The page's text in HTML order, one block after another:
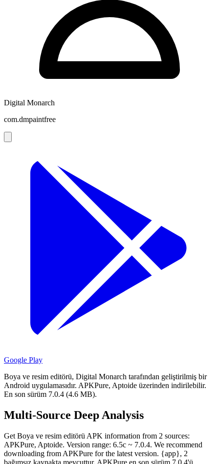
Digital Monarch
com.dmpaintfree
Google Play
Boya ve resim editörü, Digital Monarch tarafından geliştirilmiş bir
Android uygulamasıdır. APKPure, Aptoide üzerinden indirilebilir.
En son sürüm 7.0.4 (4.6 MB).
Multi-Source Deep Analysis
Get Boya ve resim editörü APK information from 2 sources:
APKPure, Aptoide. Version range: 6.5c ~ 7.0.4. We recommend
downloading from APKPure for the latest version. {app}, 2
bağımsız kaynakta mevcuttur. APKPure en son sürüm 7.0.4'ü